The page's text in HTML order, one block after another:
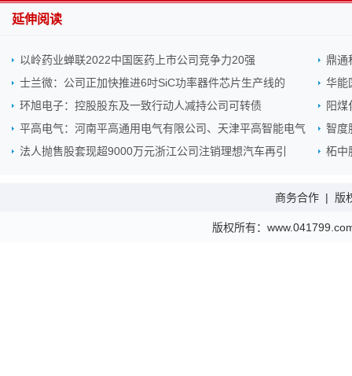
延伸阅读
以岭药业蝉联2022中国医药上市公司竞争力20强
鼎通
士兰微：公司正加快推进6吋SiC功率器件芯片生产线的
华能
环旭电子：控股股东及一致行动人减持公司可转债
阳煤
平高电气：河南平高通用电气有限公司、天津平高智能电气
智度
法人抛售股套现超9000万元浙江公司注销理想汽车再引
柘中
商务合作 | 版
版权所有：